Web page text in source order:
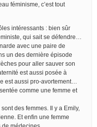
féminisme, c’est tout
intéressants : bien sûr
qui sait se défendre…
avec une paire de
un des dernière épisode
pour aller sauver son
est aussi posée à
est aussi pro-avortement…
comme une femme et
des femmes. Il y a Emily,
Et enfin une femme